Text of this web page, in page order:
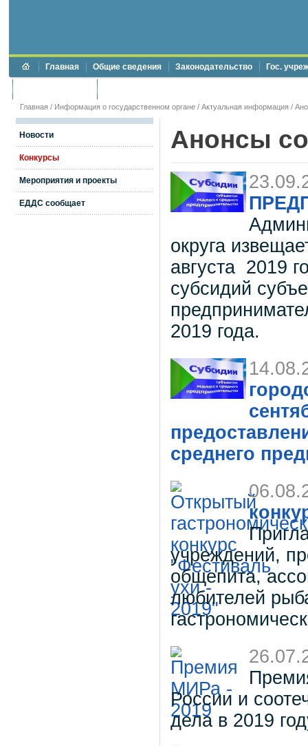
Главная Общие сведения Законодательство Гос.
Главная / Информация о государственном органе / Актуальная информация /
Новости
Конкурсы
Мероприятия и проекты
ЕДДС сообщает
Анонсы
округа
августа 2019
субсидий
2019 года.
среднего
учреждений,
общепита,
любителей
России и
дела в 2019